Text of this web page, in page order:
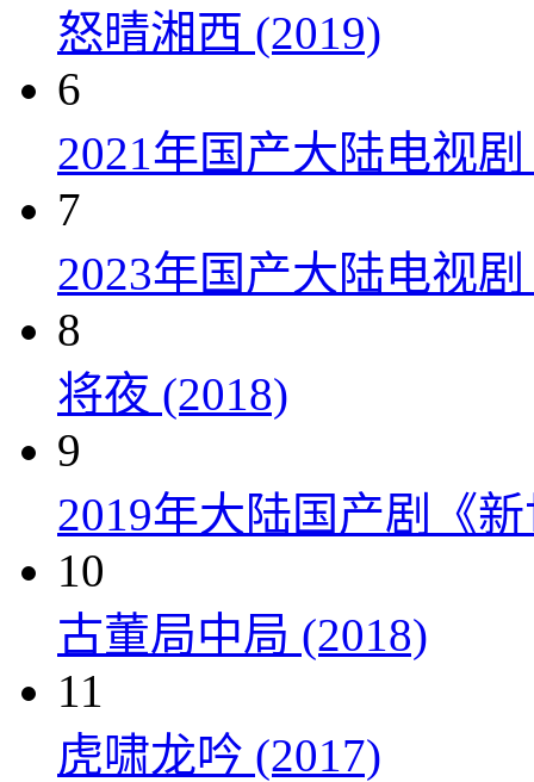
怒晴湘西 (2019)
6
2021年国产大陆电视
7
2023年国产大陆电视
8
将夜 (2018)
9
2019年大陆国产剧《
10
古董局中局 (2018)
11
虎啸龙吟 (2017)